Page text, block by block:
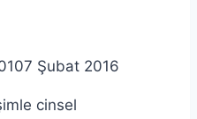
7 Şubat 2016
cinsel